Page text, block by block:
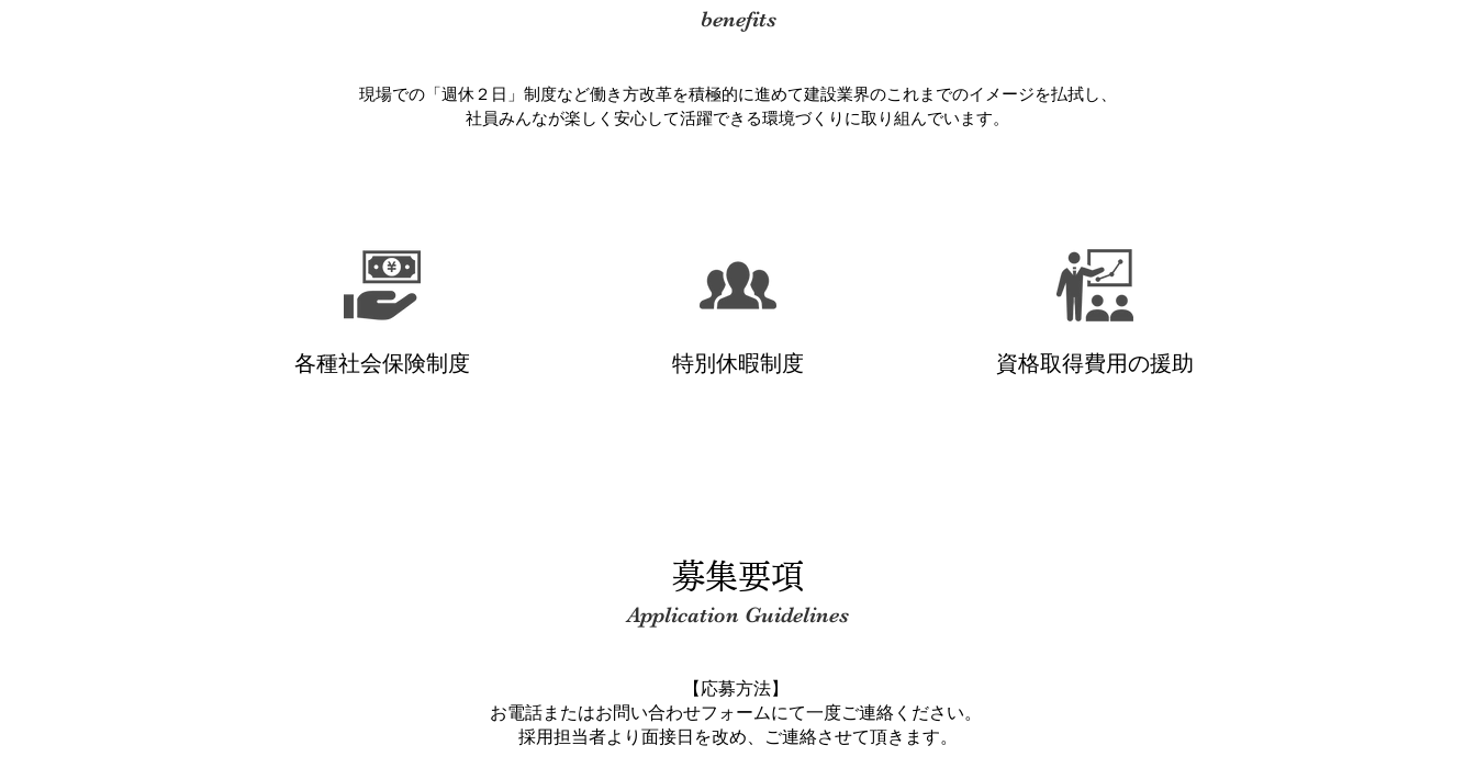
benefits
現場での「週休２日」制度など働き方改革を積極的に進めて建設業界のこれまでのイメージを払拭し、
社員みんなが楽しく安心して活躍できる環境づくりに取り組んでいます。
各種社会保険制度 ​特別休暇制度 資格取得費用の援助
​募集要項
Application Guidelines
【応募方法】
お電話またはお問い合わせフォームにて一度ご連絡ください。
採用担当者より面接日を改め、ご連絡させて頂きます。